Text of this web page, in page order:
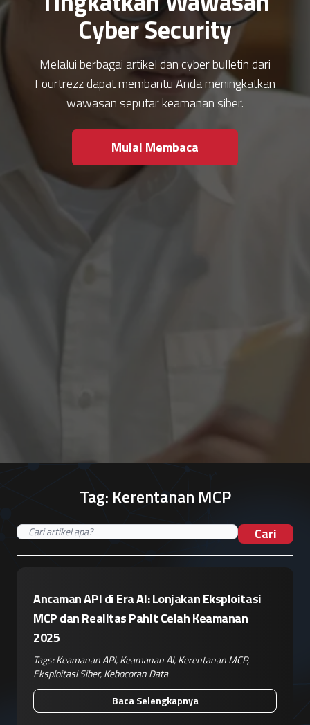
Cyber Security
Melalui berbagai artikel dan cyber bulletin dari
Fourtrezz dapat membantu Anda meningkatkan
wawasan seputar keamanan siber.
Mulai Membaca
Tag: Kerentanan MCP
Cari
Ancaman API di Era AI: Lonjakan Eksploitasi
MCP dan Realitas Pahit Celah Keamanan
2025
Tags:Keamanan API,Keamanan AI,Kerentanan MCP,
Eksploitasi Siber,Kebocoran Data
Baca Selengkapnya